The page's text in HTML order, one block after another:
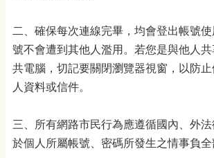
二、確保每次連線完畢，均會登出帳號
號不會遭到其他人濫用。若您是與他人
共電腦，切記要關閉瀏覽器視窗，以防
人資料或信件。
三、所有網路市民行為應遵循國內、外
於個人所屬帳號、密碼所發生之情事負全